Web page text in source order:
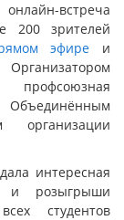
встреча
200 зрителей
эфире и
профсоюзная
Объединённым
интересная
и розыгрыши
студентов